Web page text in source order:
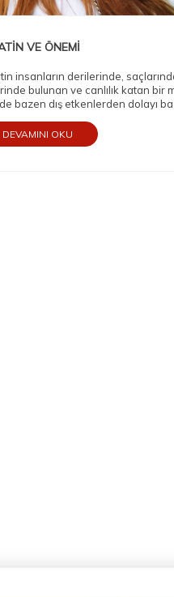
VE ÖNEMİ
insanların derilerinde,
bulunan ve canlılık katan bir
bazen dış etkenlerden dolayı
yıkamak, sık sık saç yıkamak, saç
kullanmak gibi sebepler de
DEVAMINI OKU